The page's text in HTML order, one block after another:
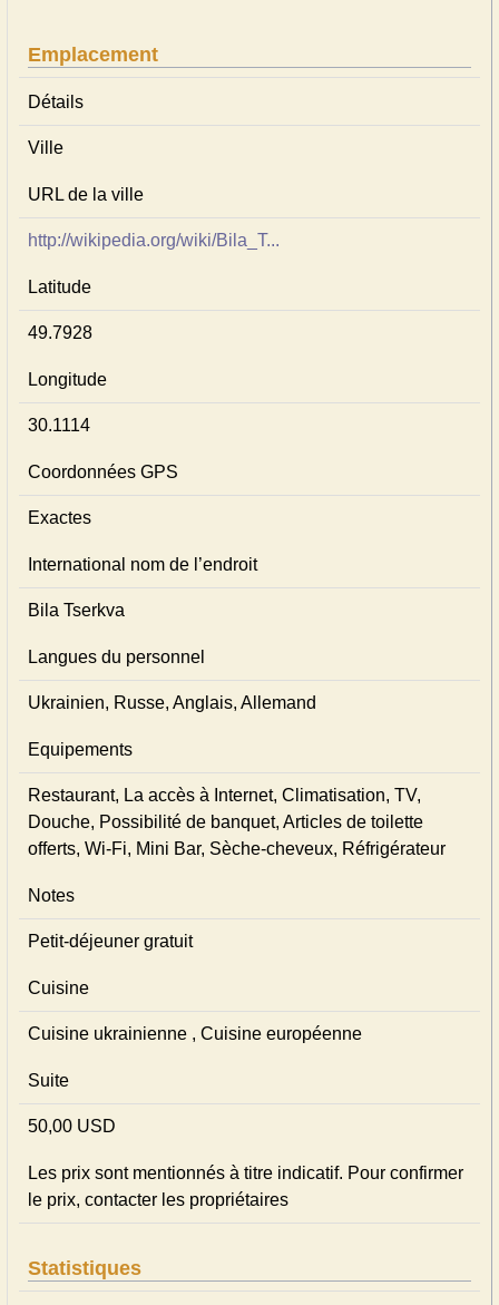
Emplacement
Détails
Ville
URL de la ville
http://wikipedia.org/wiki/Bila_T...
Latitude
49.7928
Longitude
30.1114
Coordonnées GPS
Exactes
International nom de l’endroit
Bila Tserkva
Langues du personnel
Ukrainien, Russe, Anglais, Allemand
Equipements
Restaurant, La accès à Internet, Climatisation, TV,
Douche, Possibilité de banquet, Articles de toilette
offerts, Wi-Fi, Mini Bar, Sèche-cheveux, Réfrigérateur
Notes
Petit-déjeuner gratuit
Cuisine
Cuisine ukrainienne , Cuisine européenne
Suite
50,00 USD
Les prix sont mentionnés à titre indicatif. Pour confirmer
le prix, contacter les propriétaires
Statistiques